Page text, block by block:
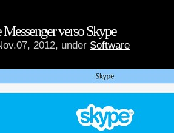
verso Skype
2012, under Software